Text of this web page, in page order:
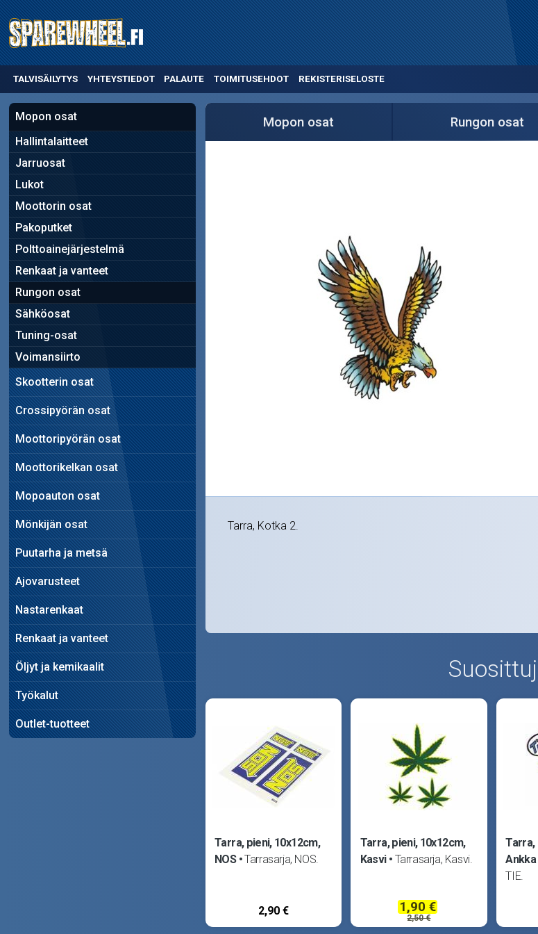
TALVISÄILYTYS YHTEYSTIEDOT PALAUTE TOIMITUSEHDOT REKISTERISELOSTE
Mopon osat
Hallintalaitteet
Jarruosat
Lukot
Moottorin osat
Pakoputket
Polttoainejärjestelmä
Renkaat ja vanteet
Rungon osat
Sähköosat
Tuning-osat
Voimansiirto
Skootterin osat
Crossipyörän osat
Moottoripyörän osat
Moottorikelkan osat
Mopoauton osat
Mönkijän osat
Puutarha ja metsä
Ajovarusteet
Nastarenkaat
Renkaat ja vanteet
Öljyt ja kemikaalit
Työkalut
Outlet-tuotteet
Mopon osat Rungon osat
Tarra, Kotka 2.
Tarra, pieni, 10x12cm,
NOS
Tarrasarja, NOS.
2,90 €
Tarra, pieni, 10x12cm,
Kasvi
Tarrasarja, Kasvi.
1,90 €
2,50 €
Tarra,
Ankka
TIE.